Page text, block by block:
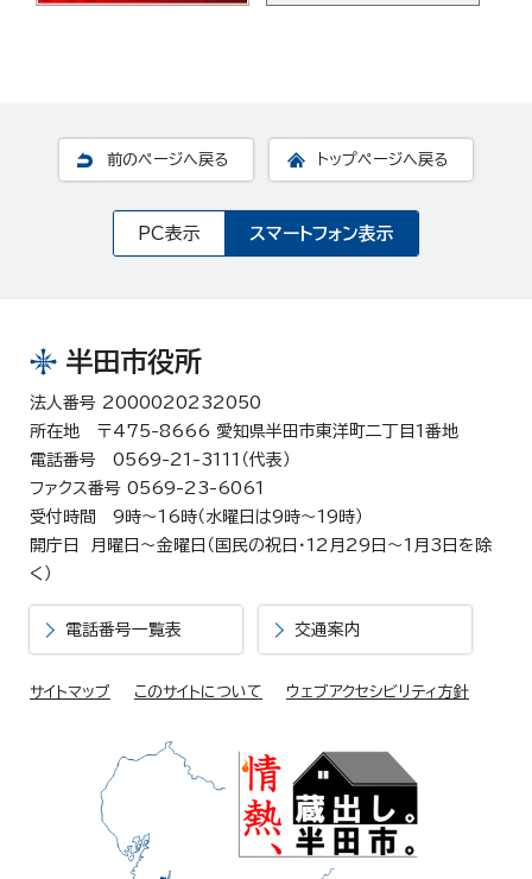
前のページへ戻る トップページへ戻る
PC表示 スマートフォン表示
半田市役所
法人番号 2000020232050
所在地 〒475-8666 愛知県半田市東洋町二丁目1番地
電話番号 0569-21-3111（代表）
ファクス番号 0569-23-6061
受付時間 9時～16時（水曜日は9時～19時）
開庁日 月曜日～金曜日（国民の祝日・12月29日～1月3日を除
く）
電話番号一覧表 交通案内
サイトマップ このサイトについて ウェブアクセシビリティ方針